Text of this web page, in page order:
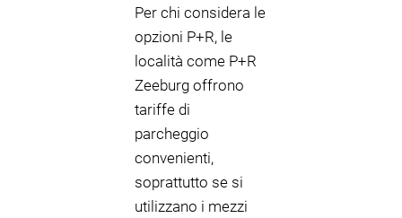
Per chi considera le
opzioni P+R, le
località come P+R
Zeeburg offrono
tariffe di
parcheggio
convenienti,
soprattutto se si
utilizzano i mezzi